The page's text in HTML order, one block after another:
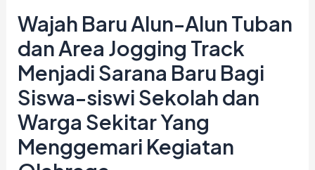
Wajah Baru Alun-Alun Tuban
dan Area Jogging Track
Menjadi Sarana Baru Bagi
Siswa-siswi Sekolah dan
Warga Sekitar Yang
Menggemari Kegiatan